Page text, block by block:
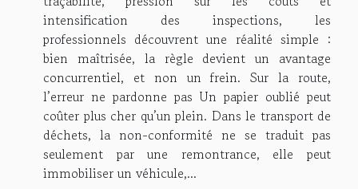
intensification des inspections, les
professionnels découvrent une réalité simple :
bien maîtrisée, la règle devient un avantage
concurrentiel, et non un frein. Sur la route,
l’erreur ne pardonne pas Un papier oublié peut
coûter plus cher qu’un plein. Dans le transport de
déchets, la non-conformité ne se traduit pas
seulement par une remontrance, elle peut
immobiliser un véhicule,...